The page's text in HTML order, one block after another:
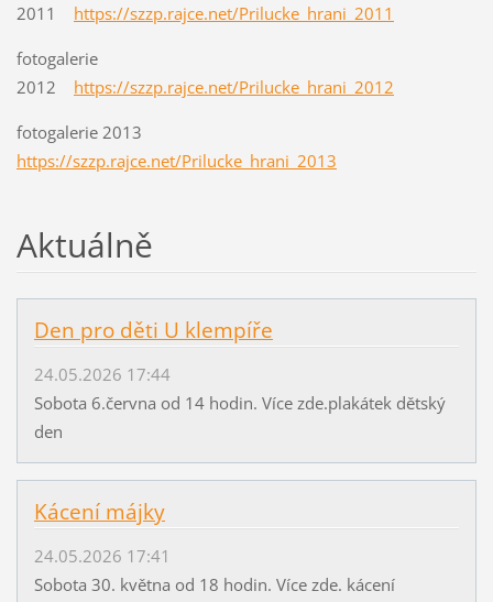
2011 https://szzp.rajce.net/Prilucke_hrani_2011
fotogalerie
2012 https://szzp.rajce.net/Prilucke_hrani_2012
fotogalerie 2013
https://szzp.rajce.net/Prilucke_hrani_2013
Aktuálně
Den pro děti U klempíře
24.05.2026 17:44
Sobota 6.června od 14 hodin. Více zde.plakátek dětský
den
Kácení májky
24.05.2026 17:41
Sobota 30. května od 18 hodin. Více zde. kácení